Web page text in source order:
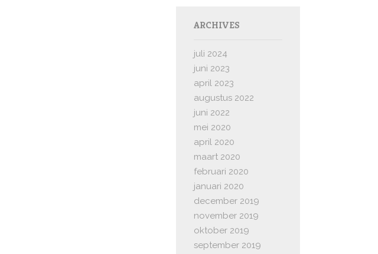
ARCHIVES
juli 2024
juni 2023
april 2023
augustus 2022
juni 2022
mei 2020
april 2020
maart 2020
februari 2020
januari 2020
december 2019
november 2019
oktober 2019
september 2019